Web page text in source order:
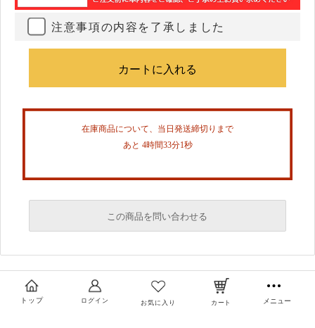
注意事項の内容を了承しました
在庫商品について、当日発送締切りまで
あと 4時間33分1秒
この商品を問い合わせる
トップ ログイン お気に入り カート メニュー